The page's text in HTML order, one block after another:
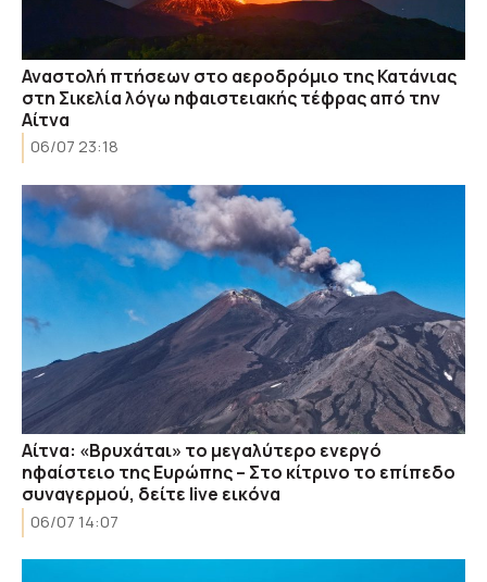
Αναστολή πτήσεων στο αεροδρόμιο της Κατάνιας
στη Σικελία λόγω ηφαιστειακής τέφρας από την
Αίτνα
06/07 23:18
Αίτνα: «Βρυχάται» το μεγαλύτερο ενεργό
ηφαίστειο της Ευρώπης – Στο κίτρινο το επίπεδο
συναγερμού, δείτε live εικόνα
06/07 14:07